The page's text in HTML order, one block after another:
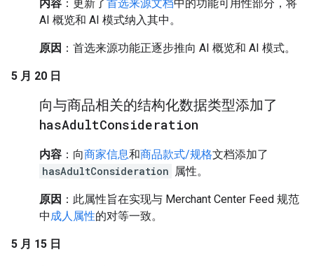
内容 ：更新了首选来源文档中的功能可用性部分，将
AI 概览和 AI 模式纳入其中。
原因 ：首选来源功能正逐步推向 AI 概览和 AI 模式。
5 月 20 日
向与商品相关的结构化数据类型添加了
hasAdultConsideration
内容 ：向商家信息和商品款式/规格文档添加了
hasAdultConsideration 属性。
原因 ：此属性旨在实现与 Merchant Center Feed 规范
中成人属性的对等一致。
5 月 15 日